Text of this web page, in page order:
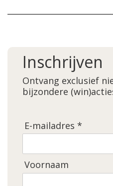
Inschrijven
Ontvang exclusief
bijzondere
E-mailadres *
Voornaam